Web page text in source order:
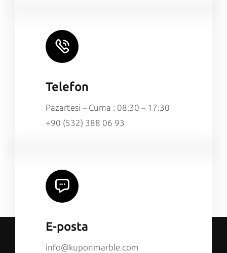
Telefon
Pazartesi – Cuma : 08:30 – 17:30
+90 (532) 388 06 93
E-posta
info@kuponmarble.com